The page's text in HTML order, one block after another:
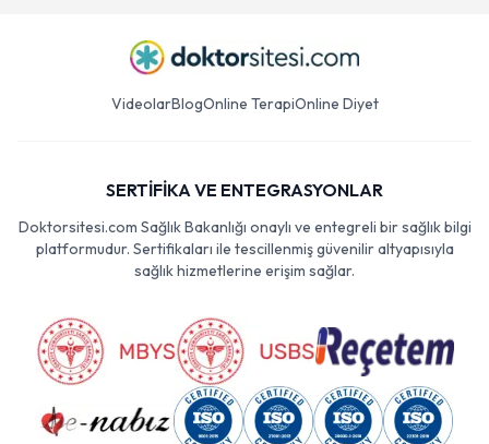
VideolarBlogOnline TerapiOnline Diyet
SERTİFİKA VE ENTEGRASYONLAR
Doktorsitesi.com Sağlık Bakanlığı onaylı ve entegreli bir sağlık bilgi
platformudur. Sertifikaları ile tescillenmiş güvenilir altyapısıyla
sağlık hizmetlerine erişim sağlar.